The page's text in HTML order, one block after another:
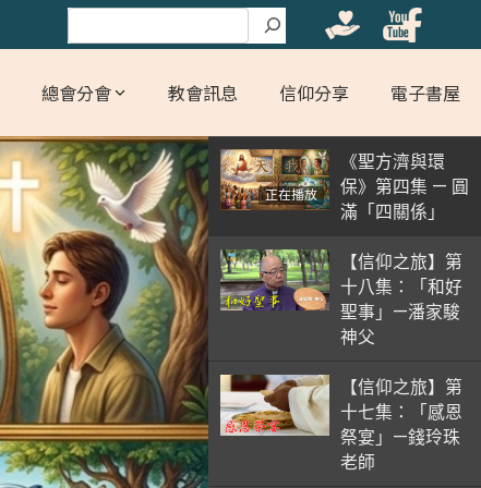
搜尋
總會分會 教會訊息 信仰分享 電子書屋
正在播放
《聖方濟與環
保》第四集 — 圓
滿「四關係」
【信仰之旅】第
十八集：「和好
聖事」—潘家駿
神父
【信仰之旅】第
十七集：「感恩
祭宴」—錢玲珠
老師